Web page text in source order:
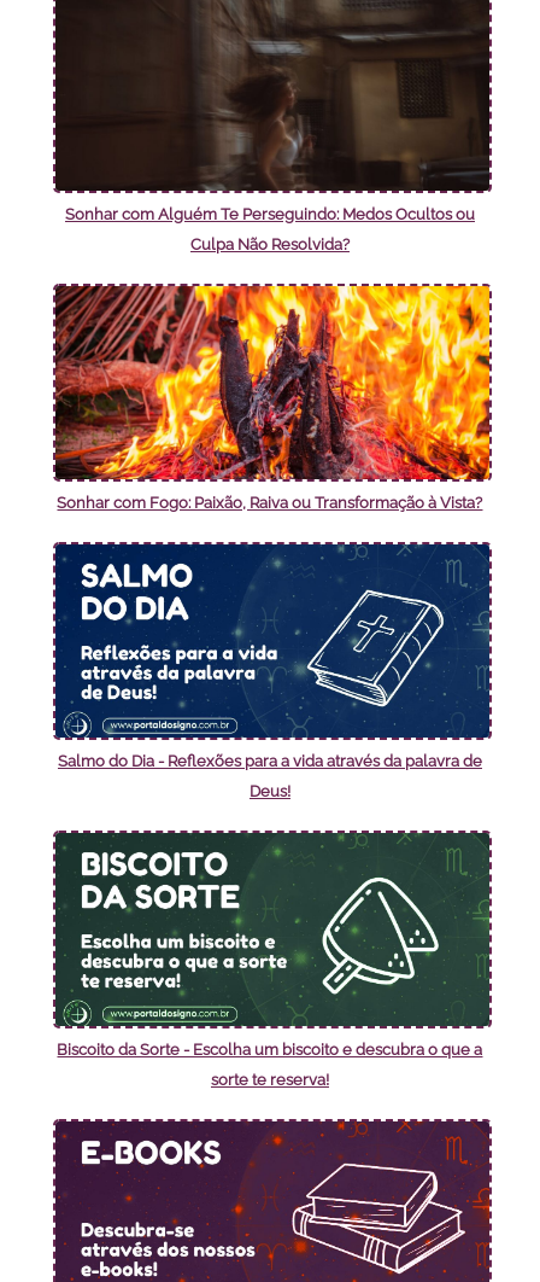
Sonhar com Alguém Te Perseguindo: Medos Ocultos ou
Culpa Não Resolvida?
Sonhar com Fogo: Paixão, Raiva ou Transformação à Vista?
Salmo do Dia - Reflexões para a vida através da palavra de
Deus!
Biscoito da Sorte - Escolha um biscoito e descubra o que a
sorte te reserva!